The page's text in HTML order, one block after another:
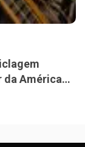
da América